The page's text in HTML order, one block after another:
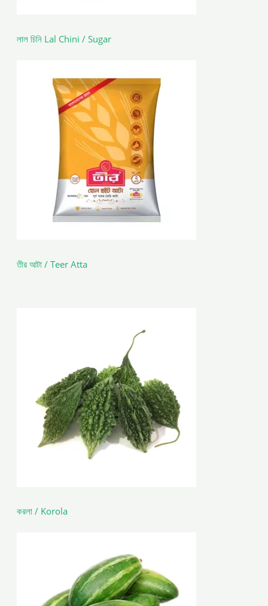
লাল চিনি Lal Chini / Sugar
তীর আটা / Teer Atta
করলা / Korola